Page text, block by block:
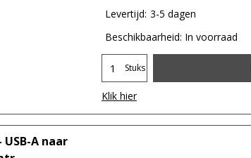
Levertijd: 3-5 dagen
Beschikbaarheid: In voorraad
Stuks
Klik hier
A naar